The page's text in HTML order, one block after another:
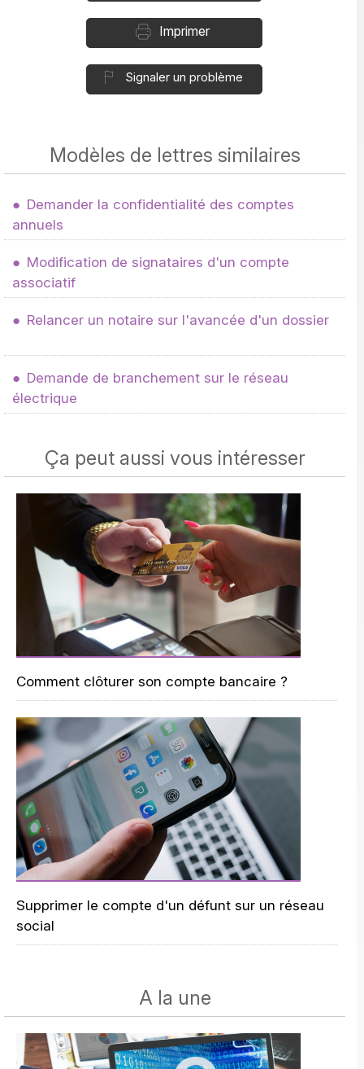
Imprimer
Signaler un problème
Modèles de lettres similaires
Demander la confidentialité des comptes
annuels
Modification de signataires d'un compte
associatif
Relancer un notaire sur l'avancée d'un dossier
Demande de branchement sur le réseau
électrique
Ça peut aussi vous intéresser
Comment clôturer son compte bancaire ?
Supprimer le compte d'un défunt sur un réseau
social
A la une